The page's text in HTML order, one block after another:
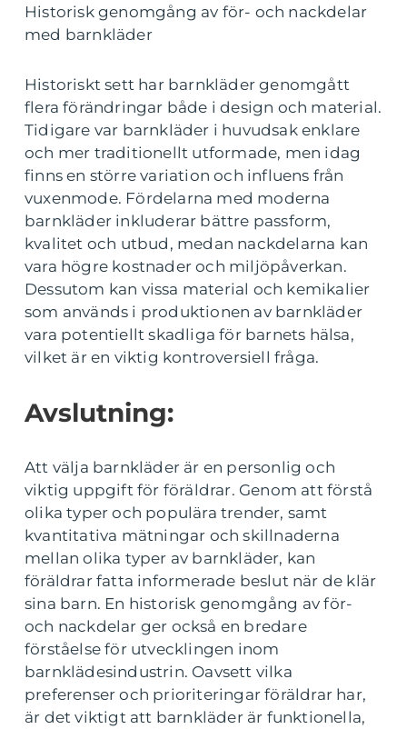
Historisk genomgång av för- och nackdelar
med barnkläder
Historiskt sett har barnkläder genomgått
flera förändringar både i design och material.
Tidigare var barnkläder i huvudsak enklare
och mer traditionellt utformade, men idag
finns en större variation och influens från
vuxenmode. Fördelarna med moderna
barnkläder inkluderar bättre passform,
kvalitet och utbud, medan nackdelarna kan
vara högre kostnader och miljöpåverkan.
Dessutom kan vissa material och kemikalier
som används i produktionen av barnkläder
vara potentiellt skadliga för barnets hälsa,
vilket är en viktig kontroversiell fråga.
Avslutning:
Att välja barnkläder är en personlig och
viktig uppgift för föräldrar. Genom att förstå
olika typer och populära trender, samt
kvantitativa mätningar och skillnaderna
mellan olika typer av barnkläder, kan
föräldrar fatta informerade beslut när de klär
sina barn. En historisk genomgång av för-
och nackdelar ger också en bredare
förståelse för utvecklingen inom
barnklädesindustrin. Oavsett vilka
preferenser och prioriteringar föräldrar har,
är det viktigt att barnkläder är funktionella,